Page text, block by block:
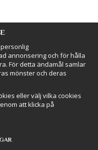
- och betalar enkelt med
annonsering och för hålla
För detta ändamål samlar
mönster och deras
eller välj vilka cookies
att klicka på